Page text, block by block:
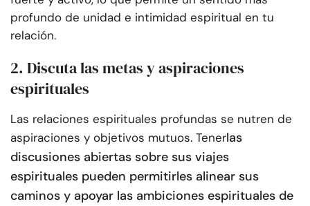
profundo de unidad e intimidad espiritual en tu
relación.
2. Discuta las metas y aspiraciones
espirituales
Las relaciones espirituales profundas se nutren de
aspiraciones y objetivos mutuos. Tenerlas
discusiones abiertas sobre sus viajes
espirituales pueden permitirles alinear sus
caminos y apoyar las ambiciones espirituales de